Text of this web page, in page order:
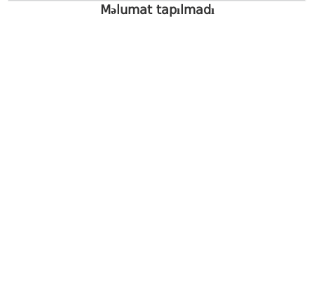
Məlumat tapılmadı